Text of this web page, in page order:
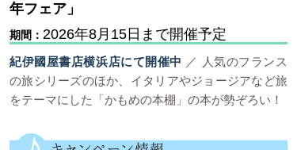
年フェア」
期間： 2026年8月15日まで開催予定
紀伊國屋書店横浜店にて開催中 ／ 人気のフランス
の旅シリーズのほか、イタリアやジョージアなど旅
をテーマにした「かもめの本棚」の本が勢ぞろい！